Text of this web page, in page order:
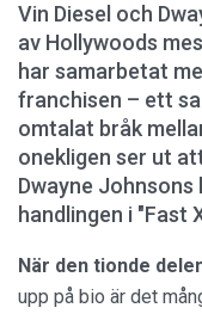
Vin Diesel och
av Hollywoods
har samarbetat
franchisen – ett
omtalat bråk
onekligen ser ut
Dwayne
handlingen i "Fast
När den tionde
upp på bio är det